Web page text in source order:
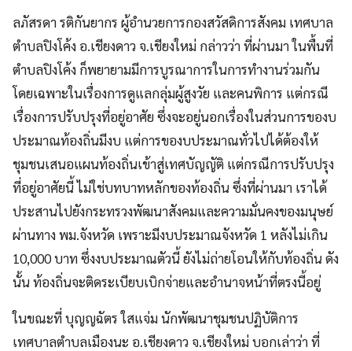
ลภัสรดา รติกันยากร ผู้อำนวยการกองสวัสดิการสังคม เทศบาล
ตำบลปิงโค้ง อ.เชียงดาว จ.เชียงใหม่ กล่าวว่า ที่ผ่านมา ในพื้นที่
ตำบลปิงโค้ง ก็พยายามมีการบูรณาการในการทำงานร่วมกัน
โดยเฉพาะในเรื่องการดูแลกลุ่มผู้สูงวัย และคนพิการ แต่กรณี
เรื่องการปรับปรุงที่อยู่อาศัย ซึ่งจะอยู่นอกเรื่องในส่วนการของบ
ประมาณท้องถิ่นมีงบ แต่การของบประมาณทั่วไปได้ต้องให้
ชุมชนเสนอแผนท้องถิ่นเข้าสู่เทศบัญญัติ แต่กรณีการปรับปรุง
ที่อยู่อาศัยนี้ ไม่ใช่บทบาทหลักของท้องถิ่น ซึ่งที่ผ่านมา เราได้
ประสานไปยังกระทรวงพัฒนาสังคมและความมั่นคงของมนุษย์
ผ่านทาง พม.จังหวัด เพราะมีงบประมาณจังหวัด 1 หลังไม่เกิน
10,000 บาท ซึ่งงบประมาณตัวนี้ ยังไม่ถ่ายโอนให้กับท้องถิ่น ดัง
นั้น ท้องถิ่นจะติดระเบียบเบิกจ่ายและอำนาจหน้าที่ตรงนี้อยู่
ในขณะที่ บุญญฉัตร ใสแจ่ม นักพัฒนาชุมชนปฏิบัติการ
เทศบาลตำบลเมืองนะ อ.เชียงดาว จ.เชียงใหม่ บอกเล่าว่า ที่